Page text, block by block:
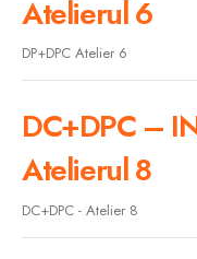
Atelierul 6
DP+DPC Atelier 6
DC+DPC –
Atelierul 8
DC+DPC - Atelier 8